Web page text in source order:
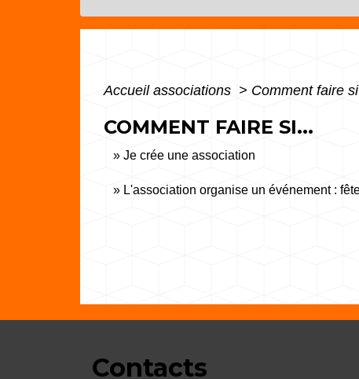
Accueil associations > Comment faire si
COMMENT FAIRE SI...
Je crée une association
L'association organise un événement :
Contacts